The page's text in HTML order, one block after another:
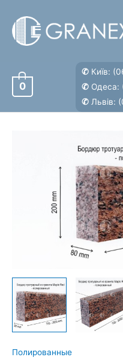
содержимому
0
✆ Київ:
✆ Одеса:
✆ Львів:
Полированные